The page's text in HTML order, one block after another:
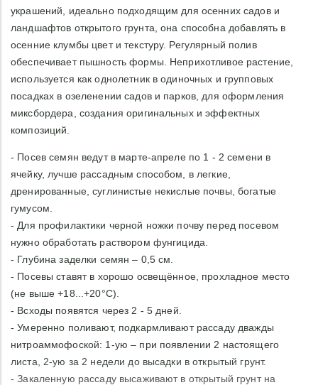
украшений, идеально подходящим для осенних садов и
ландшафтов открытого грунта, она способна добавлять в
осенние клумбы цвет и текстуру. Регулярный полив
обеспечивает пышность формы. Неприхотливое растение,
используется как однолетник в одиночных и групповых
посадках в озеленении садов и парков, для оформления
миксбордера, создания оригинальных и эффектных
композиций.
- Посев семян ведут в марте-апреле по 1 - 2 семени в
ячейку, лучше рассадным способом, в легкие,
дренированные, суглинистые некислые почвы, богатые
гумусом.
- Для профилактики черной ножки почву перед посевом
нужно обработать раствором фунгицида.
- Глубина заделки семян – 0,5 см.
- Посевы ставят в хорошо освещённое, прохладное место
(не выше +18...+20°С).
- Всходы появятся через 2 - 5 дней.
- Умеренно поливают, подкармливают рассаду дважды
нитроаммофоской: 1-ую – при появлении 2 настоящего
листа, 2-ую за 2 недели до высадки в открытый грунт.
- Закаленную рассаду высаживают в открытый грунт на